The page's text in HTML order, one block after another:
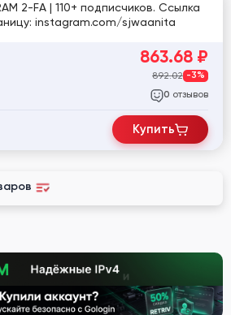
2-FA | 110+ подписчиков. Ссылка
instagram.com/sjwaanita
863.68 ₽
892.02 -3%
0 отзывов
Купить